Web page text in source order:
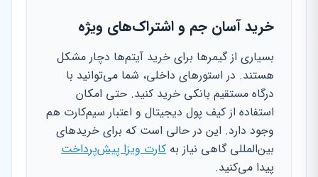
خرید آسان جم و اشتراک‌های ویژه
بسیاری از گیمرها برای خرید آیتم‌ها دچار مشکل
هستند. در استورهای داخلی، شما می‌توانید با
درگاه مستقیم بانکی خرید کنید. حتی امکان
استفاده از کیف پول دیجیتال و اعتبار سیم‌کارت هم
وجود دارد. این در حالی است که برای خریدهای
بین‌المللی گاهی نیاز به کارت ویزا پیش‌پرداخت
پیدا می‌کنید.